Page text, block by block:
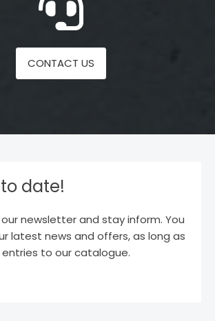
CONTACT US
date!
newsletter and stay inform. You
latest news and offers, as long as
to our catalogue.